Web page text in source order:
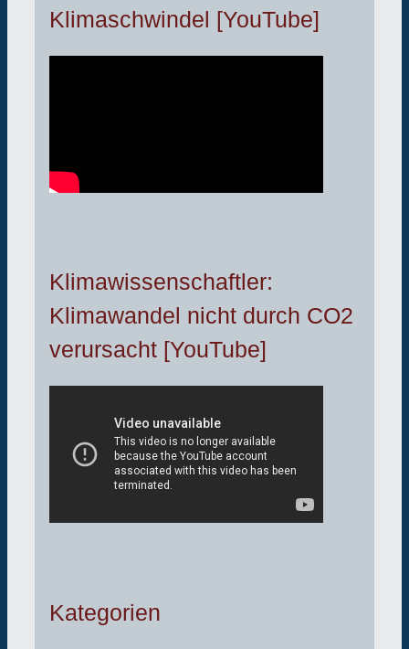
Klimaschwindel [YouTube]
Klimawissenschaftler:
Klimawandel nicht durch CO2
verursacht [YouTube]
Kategorien